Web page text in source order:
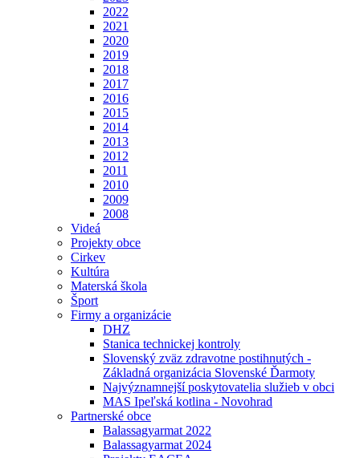
2022
2021
2020
2019
2018
2017
2016
2015
2014
2013
2012
2011
2010
2009
2008
Videá
Projekty obce
Cirkev
Kultúra
Materská škola
Šport
Firmy a organizácie
DHZ
Stanica technickej kontroly
Slovenský zväz zdravotne postihnutých -
Základná organizácia Slovenské Ďarmoty
Najvýznamnejší poskytovatelia služieb v obci
MAS Ipeľská kotlina - Novohrad
Partnerské obce
Balassagyarmat 2022
Balassagyarmat 2024